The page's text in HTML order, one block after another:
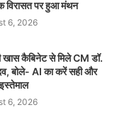
विरासत पर हुआ मंथन
6, 2026
खास कैबिनेट से मिले CM डॉ.
बोले- AI का करें सही और
6, 2026